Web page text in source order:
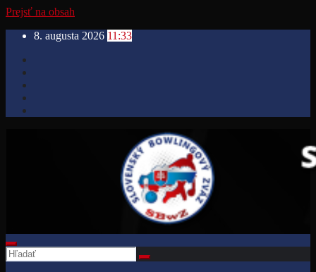
Prejsť na obsah
8. augusta 2026 11:33